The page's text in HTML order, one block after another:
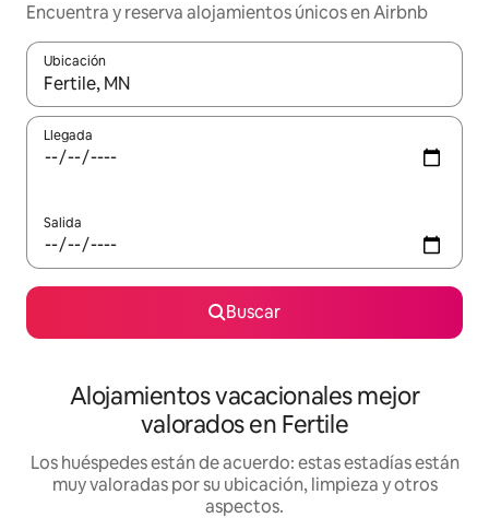
Encuentra y reserva alojamientos únicos en Airbnb
Ubicación
Cuando los resultados estén disponibles, navega con las
Llegada
Salida
Buscar
Alojamientos vacacionales mejor
valorados en Fertile
Los huéspedes están de acuerdo: estas estadías están
muy valoradas por su ubicación, limpieza y otros
aspectos.